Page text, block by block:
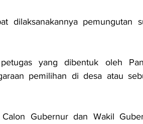
dilaksanakannya pemungutan
yang dibentuk oleh
pemilihan di desa atau
Gubernur dan Wakil